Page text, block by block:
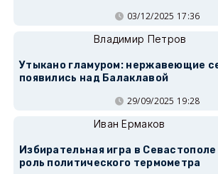
03/12/2025 17:36
Владимир Петров
Утыкано гламуром: нержавеющие
появились над Балаклавой
29/09/2025 19:28
Иван Ермаков
Избирательная игра в
роль политического термометра